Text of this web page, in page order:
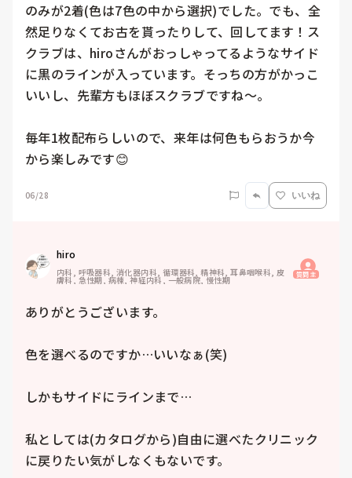
のみが2着(色は7色の中から選択)でした。でも、全
然足りなくてお古を貰ったりして、回してます！ス
クラブは、hiroさんがおっしゃってるようなサイド
に黒のラインが入っています。そっちの方がかっこ
いいし、先輩方もほぼスクラブですね〜。
毎年1枚配布らしいので、来年は何色もらおうか今
から楽しみです😊
06/28 いいね
hiro
内科, 呼吸器科, 消化器内科, 循環器科, 精神科, 耳鼻咽喉科, 皮
膚科, 急性期, 病棟, 神経内科, 一般病院, 慢性期 質問主
ありがとうございます。
色を選べるのですか…いいなぁ(笑)
しかもサイドにラインまで…
私としては(カタログから)自由に選べたクリニック
に戻りたい気がしなくもないです。